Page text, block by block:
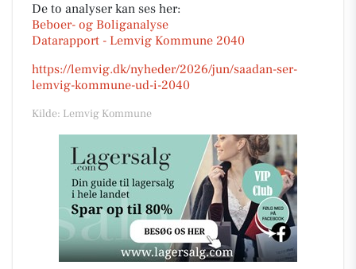
De to analyser kan ses her:
Beboer- og Boliganalyse
Datarapport - Lemvig Kommune 2040
https://lemvig.dk/nyheder/2026/jun/saadan-ser-
lemvig-kommune-ud-i-2040
Kilde: Lemvig Kommune